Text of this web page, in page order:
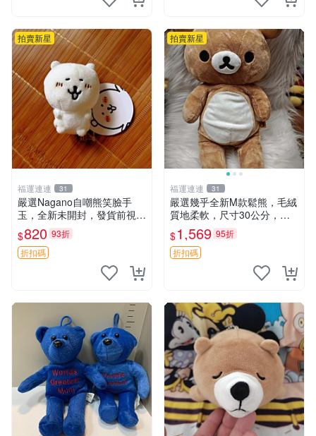
拍賣新星
福運連連 31
嚴選Nagano自嘲熊笑臉手
玉，全新未開封，發貨前視頻
確認，海南 廣西 貴州 嚴選N
agano自嘲熊笑臉手玉，全新
未開封，發貨前視頻確認，四
$820 93折
折扣碼
拍賣新星
福運連連 31
嚴選幾乎全新M款鬆熊，毛絨
質地柔軟，尺寸30公分，做
工精緻可愛，適合收藏或贈送
親友。中古使用痕跡，手感依
然優良。 鬆熊 嬰熊 毛玩偶
$1,569 95折
折扣碼